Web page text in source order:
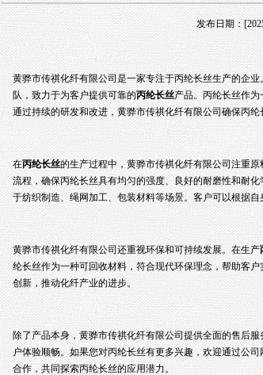
发布日期：
黄骅市传祺化纤有限公司是一家专注于丙纶长丝生产的企
队，致力于为客户提供可靠的丙纶长丝产品。丙纶长丝作为
通过持续的研发和改进，黄骅市传祺化纤有限公司确保丙
在丙纶长丝的生产过程中，黄骅市传祺化纤有限公司注重
流程，确保丙纶长丝具有均匀的强度、良好的耐磨性和耐
于纺织制造、绳网加工、包装材料等场景。客户可以根据
黄骅市传祺化纤有限公司还重视环保和可持续发展。在生产
纶长丝作为一种可回收材料，符合现代环保理念，帮助客
创新，推动化纤产业的进步。
除了产品本身，黄骅市传祺化纤有限公司提供全面的售后服
户体验顺畅。如果您对丙纶长丝有更多兴趣，欢迎通过公
合作，共同探索丙纶长丝的应用潜力。